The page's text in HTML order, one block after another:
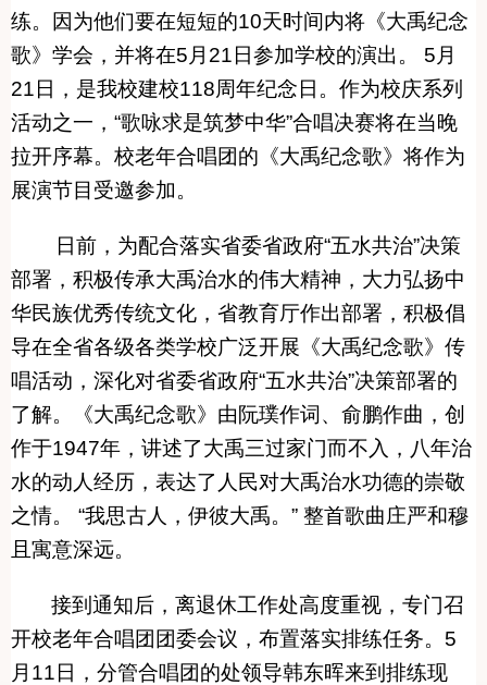
练。因为他们要在短短的10天时间内将《大禹纪念
歌》学会，并将在5月21日参加学校的演出。 5月
21日，是我校建校118周年纪念日。作为校庆系列
活动之一，“歌咏求是筑梦中华”合唱决赛将在当晚
拉开序幕。校老年合唱团的《大禹纪念歌》将作为
展演节目受邀参加。
日前，为配合落实省委省政府“五水共治”决策
部署，积极传承大禹治水的伟大精神，大力弘扬中
华民族优秀传统文化，省教育厅作出部署，积极倡
导在全省各级各类学校广泛开展《大禹纪念歌》传
唱活动，深化对省委省政府“五水共治”决策部署的
了解。
《大禹纪念歌》由阮璞作词、俞鹏作曲，创
作于1947年，讲述了大禹三过家门而不入，八年治
水的动人经历，表达了人民对大禹治水功德的崇敬
之情。 “我思古人，伊彼大禹。” 整首歌曲庄严和穆
且寓意深远。
接到通知后，离退休工作处高度重视，专门召
开校老年合唱团团委会议，布置落实排练任务。5
月11日，分管合唱团的处领导韩东晖来到排练现